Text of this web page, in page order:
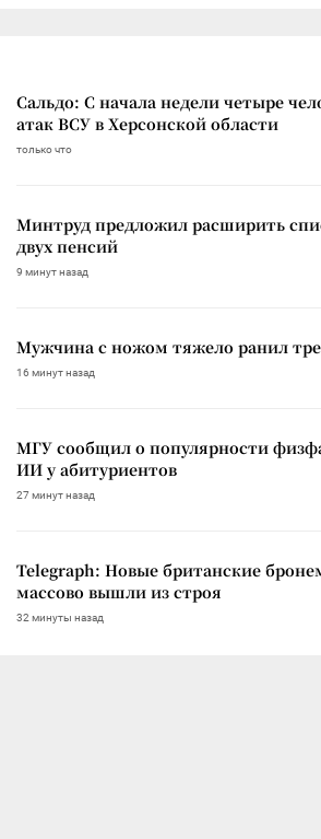
Сальдо: С начала недели четыре
атак ВСУ в Херсонской области
только что
Минтруд предложил расширить
двух пенсий
9 минут назад
Мужчина с ножом тяжело ранил
16 минут назад
МГУ сообщил о популярности
ИИ у абитуриентов
27 минут назад
Telegraph: Новые британские
массово вышли из строя
32 минуты назад